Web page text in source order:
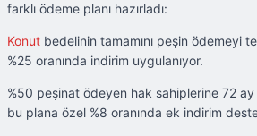
farklı ödeme planı hazırladı:
Konut bedelinin tamamını peşin ödemeyi
%25 oranında indirim uygulanıyor.
%50 peşinat ödeyen hak sahiplerine 72 ay
bu plana özel %8 oranında ek indirim